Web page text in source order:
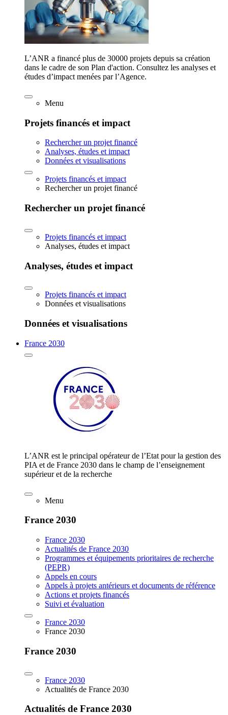
L’ANR a financé plus de 30000 projets depuis sa création
dans le cadre de son Plan d'action. Consultez les analyses et
études d’impact menées par l’Agence.
Menu
Projets financés et impact
Rechercher un projet financé
Analyses, études et impact
Données et visualisations
Projets financés et impact
Rechercher un projet financé
Rechercher un projet financé
Projets financés et impact
Analyses, études et impact
Analyses, études et impact
Projets financés et impact
Données et visualisations
Données et visualisations
France 2030
L’ANR est le principal opérateur de l’Etat pour la gestion des
PIA et de France 2030 dans le champ de l’enseignement
supérieur et de la recherche
Menu
France 2030
France 2030
Actualités de France 2030
Programmes et équipements prioritaires de recherche
(PEPR)
Appels en cours
Appels à projets antérieurs et documents de référence
Actions et projets financés
Suivi et évaluation
France 2030
France 2030
France 2030
France 2030
Actualités de France 2030
Actualités de France 2030